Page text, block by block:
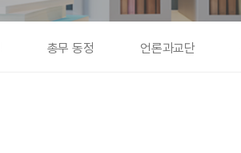
총무 동정 언론과교단